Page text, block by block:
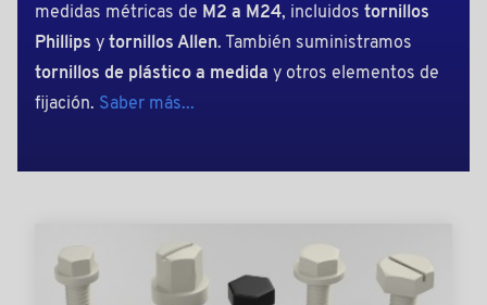
medidas métricas de M2 a M24, incluidos tornillos
Phillips y tornillos Allen. También suministramos
tornillos de plástico a medida y otros elementos de
fijación. Saber más...